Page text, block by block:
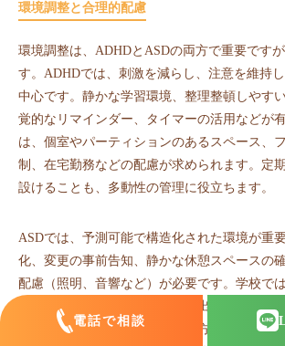
環境調整と合理的配慮
環境調整は、ADHDとASDの両方で重要です
す。ADHDでは、刺激を減らし、注意を維持
中心です。静かな学習環境、整理整頓しやす
覚的なリマインダー、タイマーの活用などが
は、個室やパーティションのあるスペース、
制、在宅勤務などの配慮が求められます。定
設けることも、多動性の管理に役立ちます。
ASDでは、予測可能で構造化された環境が重
化、変更の事前告知、静かな休憩スペースの
配慮（照明、音響など）が必要です。学校で
を避け、具体的で明確な指示を出す、グルー
明確にする、休み時間の過ごし方を支援する
電話で相談